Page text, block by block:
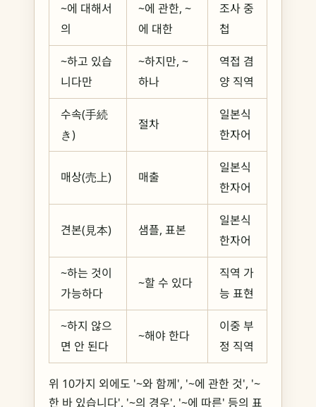
~에 대해서
의
~에 관한, ~
에 대한
조사 중
첩
~하고 있습
니다만
~하지만, ~
하나
역접 겸
양 직역
수속(手続
き)
절차
일본식
한자어
매상(売上) 매출
일본식
한자어
견본(見本) 샘플, 표본
일본식
한자어
~하는 것이
가능하다
~할 수 있다
직역 가
능 표현
~하지 않으
면 안 된다
~해야 한다
이중 부
정 직역
위 10가지 외에도 '~와 함께', '~에 관한 것', '~
한 바 있습니다', '~의 경우', '~에 따른' 등의 표